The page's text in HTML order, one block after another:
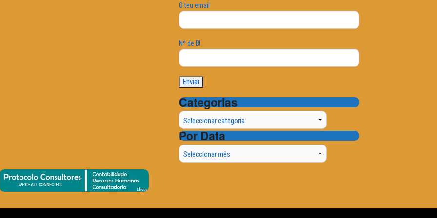
O teu email
Nº de BI
Categorias
Categorias
Por Data
Por
Data